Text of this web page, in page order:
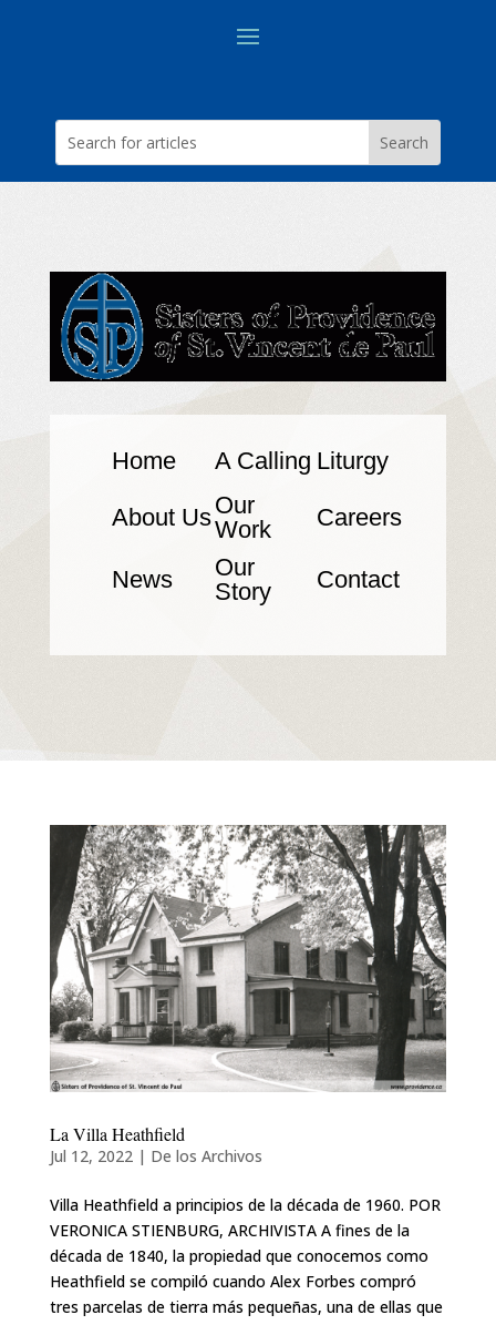
Home A Calling Liturgy
About UsOur
Work
Careers
News
Our
Story
Contact
La Villa Heathfield
Jul 12, 2022| De los Archivos
Villa Heathfield a principios de la década de 1960. POR
VERONICA STIENBURG, ARCHIVISTA A fines de la
década de 1840, la propiedad que conocemos como
Heathfield se compiló cuando Alex Forbes compró
tres parcelas de tierra más pequeñas, una de ellas que